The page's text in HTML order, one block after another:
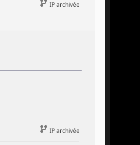
IP archivée
IP archivée